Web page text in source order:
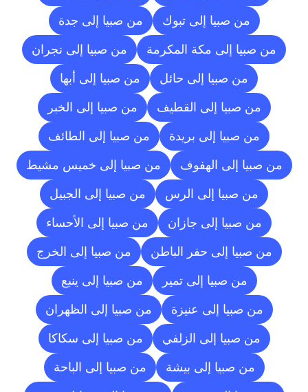
من صبيا إلى تبوك من صبيا إلى جدة
من صبيا إلى مكة المكرمة من صبيا إلى نجران
من صبيا إلى حائل من صبيا إلى أبها
من صبيا إلى القطيف من صبيا إلى الخبر
من صبيا إلى بريدة من صبيا إلى الطائف
من صبيا إلى الهفوف من صبيا إلى خميس مشيط
من صبيا إلى الرس من صبيا إلى الجبيل
من صبيا إلى جازان من صبيا إلى الأحساء
من صبيا إلى حفر الباطن من صبيا إلى الخرج
من صبيا إلى تمير من صبيا إلى ينبع
من صبيا إلى عنيزة من صبيا إلى الظهران
من صبيا إلى الزلفي من صبيا إلى سكاكا
من صبيا إلى بيشة من صبيا إلى الباحة